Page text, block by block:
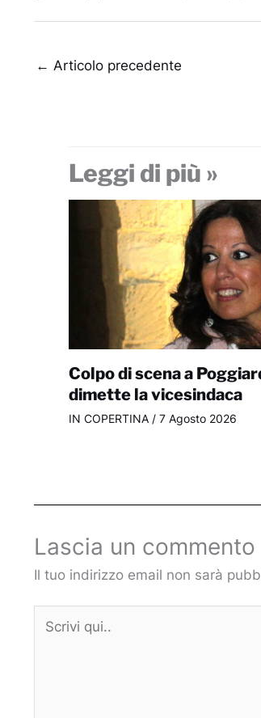
← Articolo precedente
Leggi di più »
Colpo di scena a
dimette la vicesindaca
IN COPERTINA/ 7 Agosto 2026
Lascia un commento
Il tuo indirizzo email non sarà
qui..